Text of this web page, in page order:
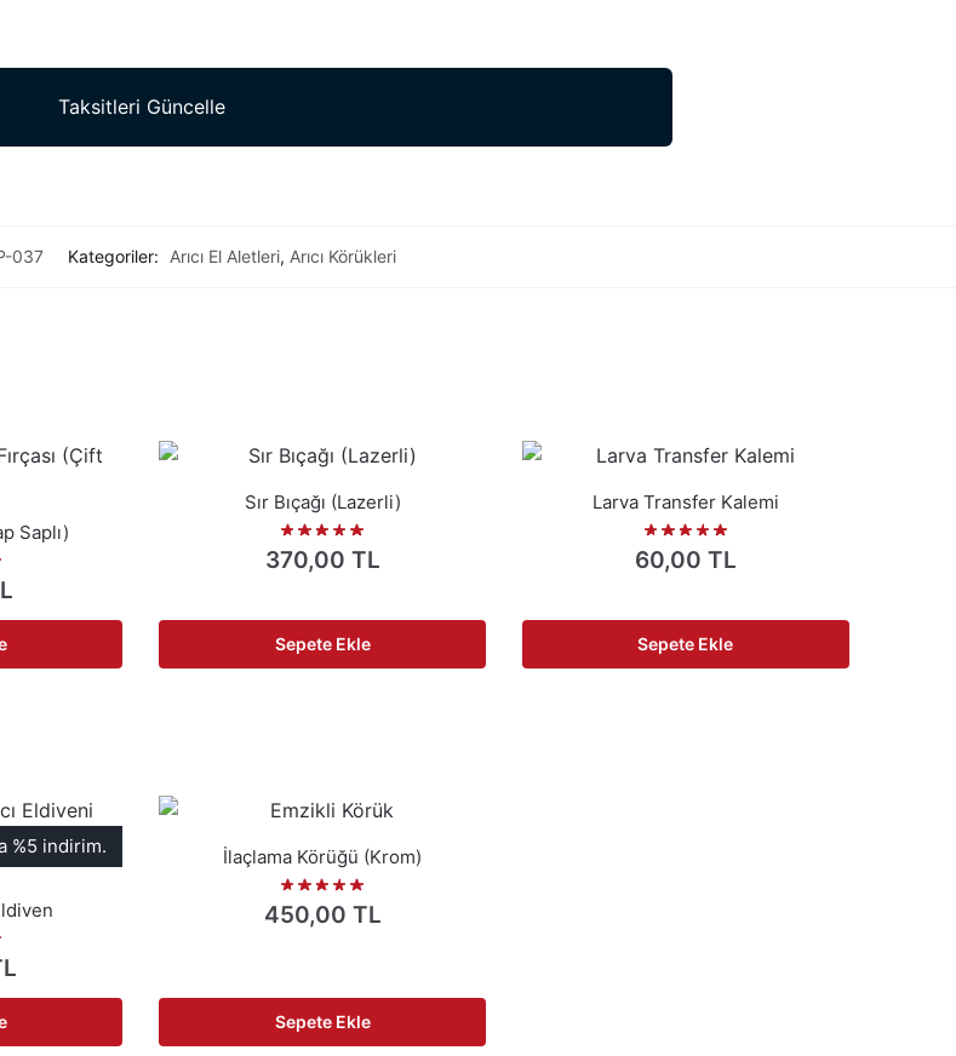
Taksitleri Güncelle
037 Kategoriler: Arıcı El Aletleri, Arıcı Körükleri
Saplı)
Sır Bıçağı (Lazerli)
370,00 TL
Sepete Ekle
Larva Transfer Kalemi
60,00 TL
Sepete Ekle
%5 indirim. İlaçlama Körüğü (Krom)
450,00 TL
Sepete Ekle